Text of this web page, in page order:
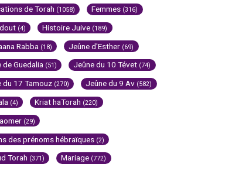
de Torah (1058) Femmes (316)
(4) Histoire Juive (189)
Rabba (18) Jeûne d'Esther (69)
de Guedalia (51) Jeûne du 10 Tévet (74)
du 17 Tamouz (270) Jeûne du 9 Av (582)
(4) Kriat haTorah (220)
(29)
des prénoms hébraïques (2)
Torah (371) Mariage (772)